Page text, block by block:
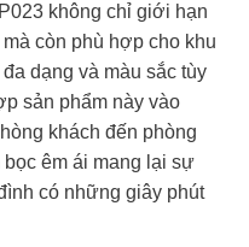
không chỉ giới hạn
còn phù hợp cho khu
dạng và màu sắc tùy
sản phẩm này vào
khách đến phòng
êm ái mang lại sự
có những giây phút